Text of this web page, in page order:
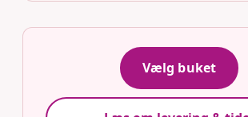
Vælg buket